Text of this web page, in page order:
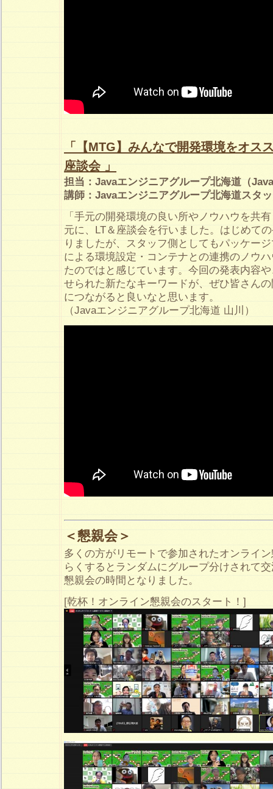
「【MTG】みんなで開発環境をオス
座談会 」
担当：Javaエンジニアグループ北海道（
講師：Javaエンジニアグループ北海道スタ
「手元の開発環境の良い所やノウハウを共
元に、LT＆座談会を行いました。はじめて
りましたが、スタッフ側としてもパッケー
による環境設定・コンテナとの連携のノウ
たのではと感じています。今回の発表内容
せられた新たなキーワードが、ぜひ皆さん
につながると良いなと思います。
（Javaエンジニアグループ北海道 山川）
＜懇親会＞
多くの方がリモートで参加されたオンライ
らくするとランダムにグループ分けされて
懇親会の時間となりました。
[乾杯！オンライン懇親会のスタート！]